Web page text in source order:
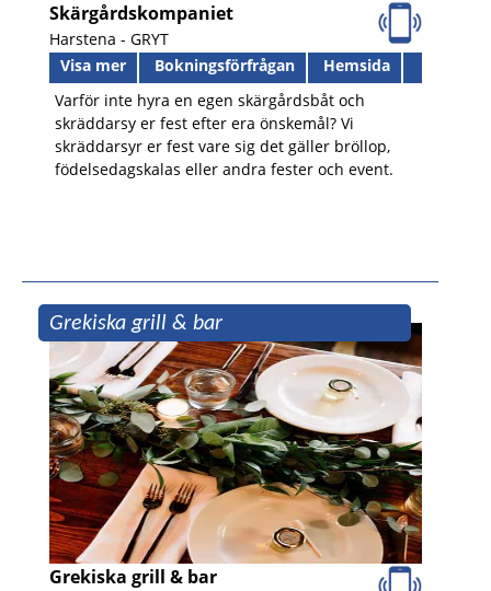
Skärgårdskompaniet
Harstena - GRYT
Visa mer
Bokningsförfrågan
Hemsida
Varför inte hyra en egen skärgårdsbåt och
skräddarsy er fest efter era önskemål? Vi
skräddarsyr er fest vare sig det gäller bröllop,
födelsedagskalas eller andra fester och event.
Grekiska grill & bar
Grekiska grill & bar